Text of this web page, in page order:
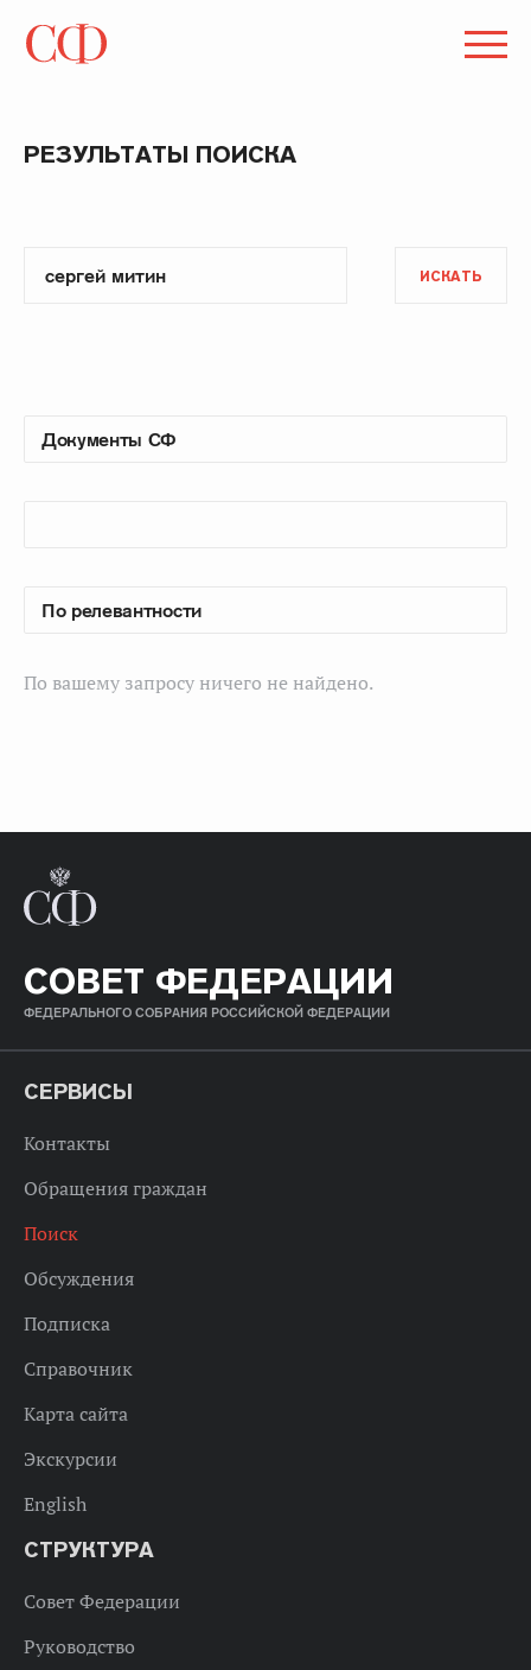
РЕЗУЛЬТАТЫ ПОИСКА
ИСКАТЬ
По вашему запросу ничего не найдено.
СОВЕТ ФЕДЕРАЦИИ
ФЕДЕРАЛЬНОГО СОБРАНИЯ РОССИЙСКОЙ ФЕДЕРАЦИИ
СЕРВИСЫ
Контакты
Обращения граждан
Поиск
Обсуждения
Подписка
Справочник
Карта сайта
Экскурсии
English
СТРУКТУРА
Совет Федерации
Руководство